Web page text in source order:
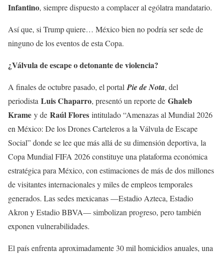
Infantino, siempre dispuesto a complacer al ególatra mandatario.
Así que, si Trump quiere… México bien no podría ser sede de
ninguno de los eventos de esta Copa.
¿Válvula de escape o detonante de violencia?
A finales de octubre pasado, el portal Pie de Nota, del
periodista Luis Chaparro, presentó un reporte de Ghaleb
Krame y de Raúl Flores intitulado “Amenazas al Mundial 2026
en México: De los Drones Carteleros a la Válvula de Escape
Social” donde se lee que más allá de su dimensión deportiva, la
Copa Mundial FIFA 2026 constituye una plataforma económica
estratégica para México, con estimaciones de más de dos millones
de visitantes internacionales y miles de empleos temporales
generados. Las sedes mexicanas —Estadio Azteca, Estadio
Akron y Estadio BBVA— simbolizan progreso, pero también
exponen vulnerabilidades.
El país enfrenta aproximadamente 30 mil homicidios anuales, una